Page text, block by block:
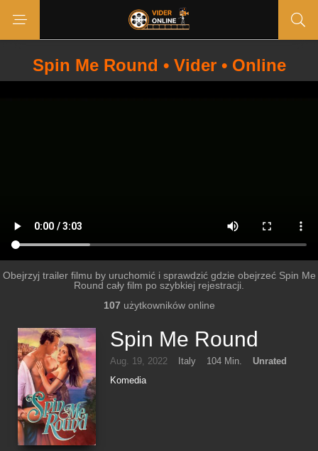
Spin Me Round • Vider • Online
Obejrzyj trailer filmu by uruchomić i sprawdzić gdzie obejrzeć Spin Me
Round cały film po szybkiej rejestracji.
107 użytkowników online
Spin Me Round
Aug. 19, 2022 Italy 104 Min.
Unrated
Komedia